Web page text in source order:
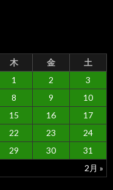
木 金 土
2月 »
1 2
3
8 9
10
15 16
17
22 23
24
29 30 31